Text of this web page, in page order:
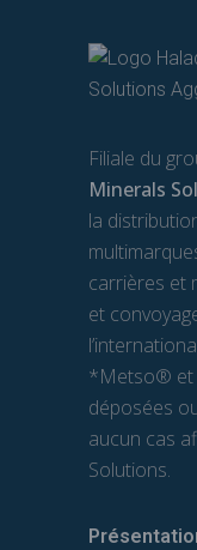
Filiale du
Minerals
la
carrières et
et
*Metso® et
déposées
aucun cas
Solutions.